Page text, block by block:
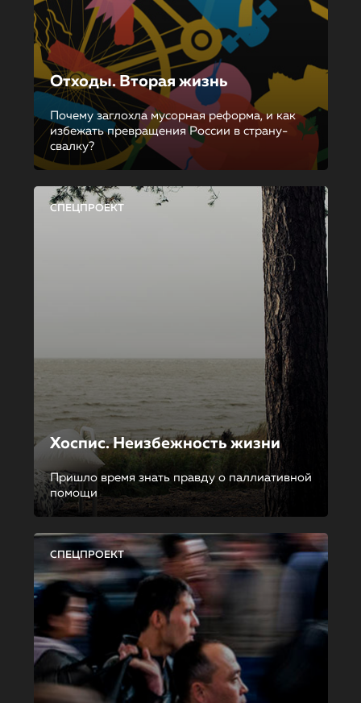
Отходы. Вторая жизнь
Почему заглохла мусорная реформа, и как
избежать превращения России в страну-
свалку?
СПЕЦПРОЕКТ
Хоспис. Неизбежность жизни
Пришло время знать правду о паллиативной
помощи
СПЕЦПРОЕКТ